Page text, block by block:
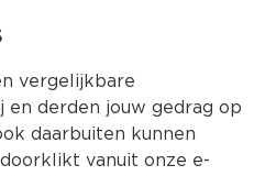
Kies jouw
Producten
vergelijkbare
en derden jouw gedrag op
daarbuiten kunnen
vanuit onze e-